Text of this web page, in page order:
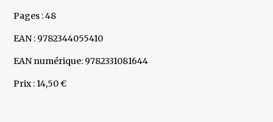
Pages : 48
EAN : 9782344055410
EAN numérique: 9782331081644
Prix : 14,50 €